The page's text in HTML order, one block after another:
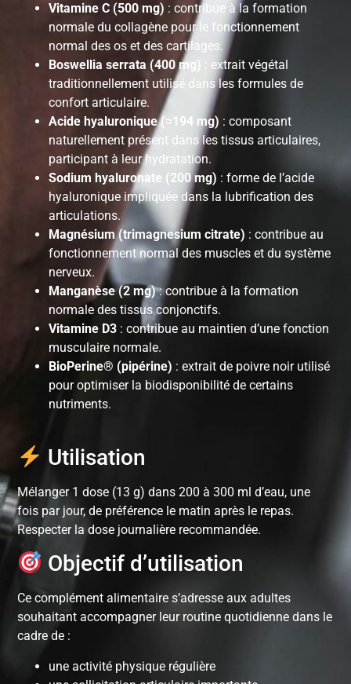
Vitamine C (500 mg) : contribue à la formation
normale du collagène pour le fonctionnement
normal des os et des cartilages.
Boswellia serrata (400 mg)
: extrait végétal
traditionnellement utilisé dans les formules de
confort articulaire.
Acide hyaluronique (≈194 mg) : composant
naturellement présent dans les tissus articulaires,
participant à leur hydratation.
Sodium hyaluronate (200 mg) : forme de l’acide
hyaluronique impliquée dans la lubrification des
articulations.
Magnésium (trimagnesium citrate) : contribue au
fonctionnement normal des muscles et du système
nerveux.
Manganèse (2 mg): contribue à la formation
normale des tissus conjonctifs.
Vitamine D3 : contribue au maintien d’une fonction
musculaire normale.
BioPerine® (pipérine) : extrait de poivre noir utilisé
pour optimiser la biodisponibilité de certains
nutriments.
Utilisation
Mélanger 1 dose (13 g) dans 200 à 300 ml d’eau, une
fois par jour, de préférence le matin après le repas.
Respecter la dose journalière recommandée.
Objectif d’utilisation
Ce complément alimentaire s’adresse aux adultes
souhaitant accompagner leur routine quotidienne dans le
cadre de :
une activité physique régulière